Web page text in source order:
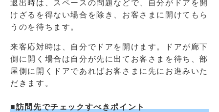
退出時は、スペースの問題などで、自分がドアを開
けざるを得ない場合を除き、お客さまに開けてもら
うのを待ちます。
来客応対時は、自分でドアを開けます。ドアが廊下
側に開く場合は自分が先に出てお客さまを待ち、部
屋側に開くドアであればお客さまに先にお進みいた
だきます。
■訪問先でチェックすべきポイント